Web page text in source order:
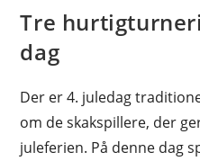
Tre
dag
Der er 4. juledag
om de skakspillere, der
juleferien. På denne dag